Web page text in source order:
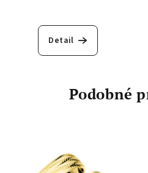
Detail
Podobné